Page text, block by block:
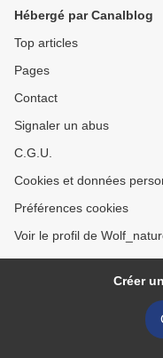
Hébergé par Canalblog
Top articles
Pages
Contact
Signaler un abus
C.G.U.
Cookies et données
Préférences cookies
Voir le profil de
Créer